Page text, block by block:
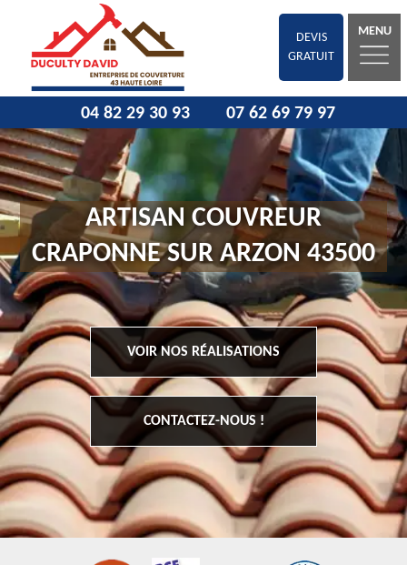
DEVIS
GRATUIT
MENU
04 82 29 30 93 07 62 69 79 97
ARTISAN COUVREUR
CRAPONNE SUR ARZON 43500
VOIR NOS RÉALISATIONS
CONTACTEZ-NOUS !